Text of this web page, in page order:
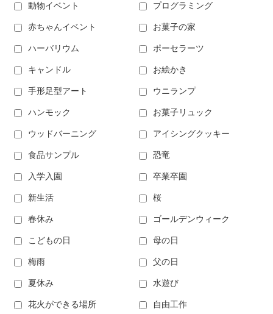
動物イベント プログラミング
赤ちゃんイベント お菓子の家
ハーバリウム ポーセラーツ
キャンドル お絵かき
手形足型アート ウニランプ
ハンモック お菓子リュック
ウッドバーニング アイシングクッキー
食品サンプル 恐竜
入学入園 卒業卒園
新生活 桜
春休み ゴールデンウィーク
こどもの日 母の日
梅雨 父の日
夏休み 水遊び
花火ができる場所 自由工作